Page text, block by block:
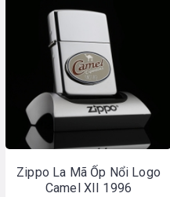
Zippo La Mã Ốp Nổi Logo
Camel XII 1996